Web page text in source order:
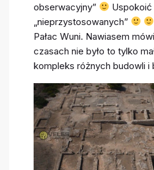
obserwacyjny”
Uspokoić
„nieprzystosowanych”
Pałac Wuni. Nawiasem
czasach nie było to tylko
kompleks różnych budowli i